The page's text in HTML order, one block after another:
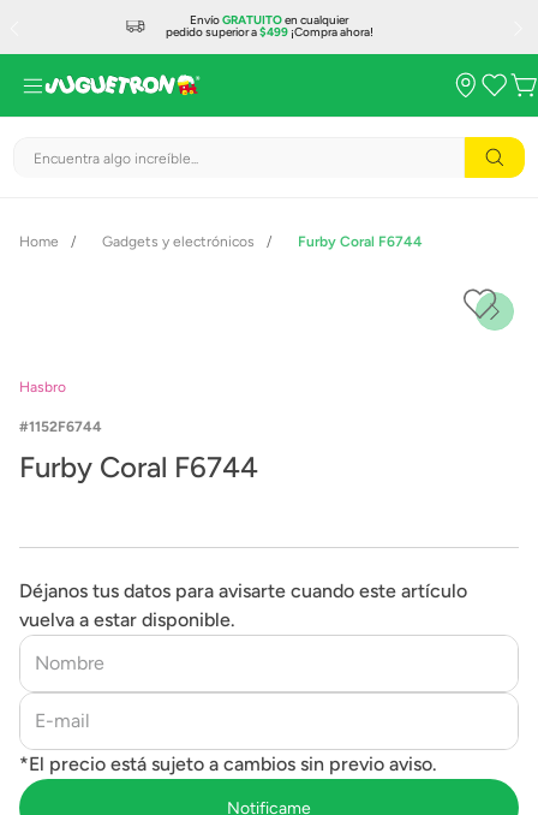
EnvíoGRATUITOen cualquier
pedido superior a$499¡Compra ahora!
Encuentra algo increíble...
Gadgets y electrónicos Furby Coral F6744
Hasbro
1152F6744
Furby Coral F6744
Déjanos tus datos para avisarte cuando este artículo
vuelva a estar disponible.